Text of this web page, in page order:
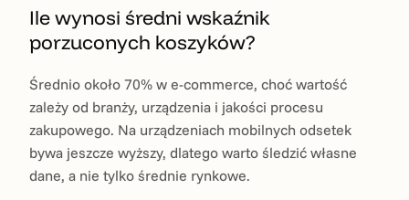
Ile wynosi średni wskaźnik
porzuconych koszyków?
Średnio około 70% w e-commerce, choć wartość
zależy od branży, urządzenia i jakości procesu
zakupowego. Na urządzeniach mobilnych odsetek
bywa jeszcze wyższy, dlatego warto śledzić własne
dane, a nie tylko średnie rynkowe.